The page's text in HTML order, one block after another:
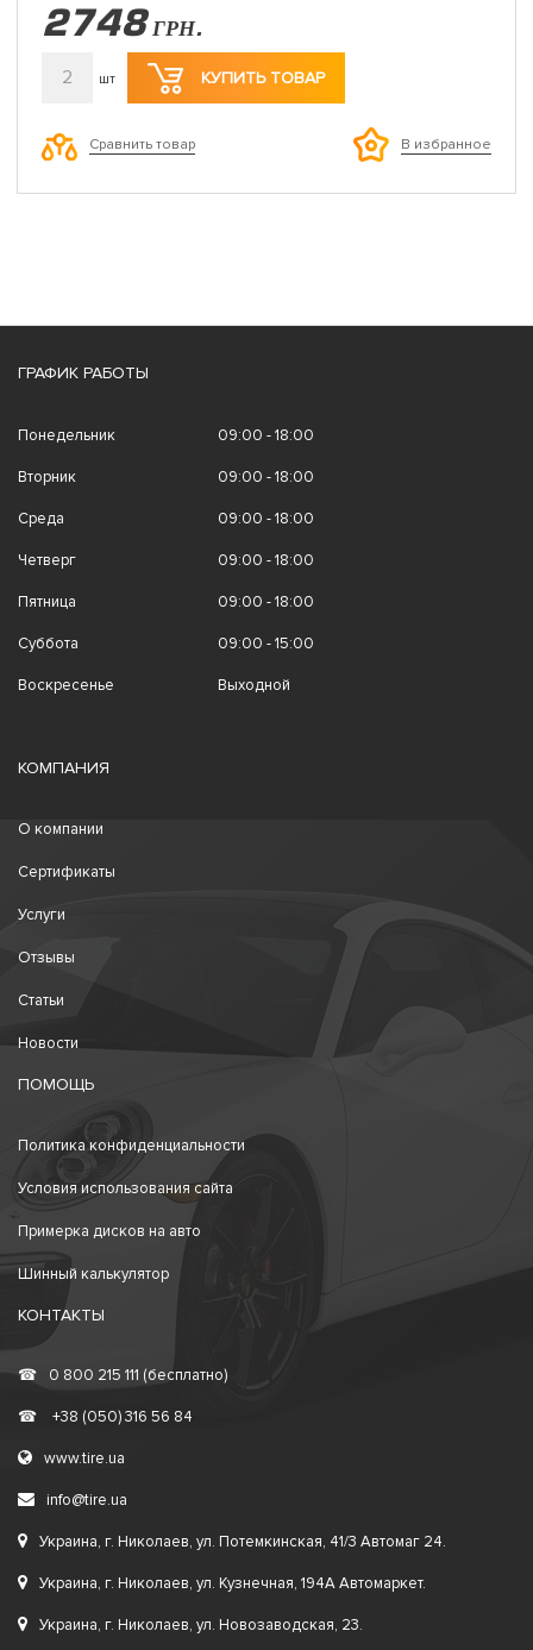
2748 ГРН.
2 шт КУПИТЬ ТОВАР
Сравнить товар В избранное
ГРАФИК РАБОТЫ
Понедельник 09:00 - 18:00
Вторник 09:00 - 18:00
Среда 09:00 - 18:00
Четверг 09:00 - 18:00
Пятница 09:00 - 18:00
Суббота 09:00 - 15:00
Воскресенье Выходной
КОМПАНИЯ
О компании
Сертификаты
Услуги
Отзывы
Статьи
Новости
ПОМОЩЬ
Политика конфиденциальности
Условия использования сайта
Примерка дисков на авто
Шинный калькулятор
КОНТАКТЫ
☎ 0 800 215 111 (бесплатно)
☎ +38 (050) 316 56 84
www.tire.ua
info@tire.ua
Украина, г. Николаев, ул. Потемкинская, 41/3 Автомаг 24.
Украина, г. Николаев, ул. Кузнечная, 194А Автомаркет.
Украина, г. Николаев, ул. Новозаводская, 23.